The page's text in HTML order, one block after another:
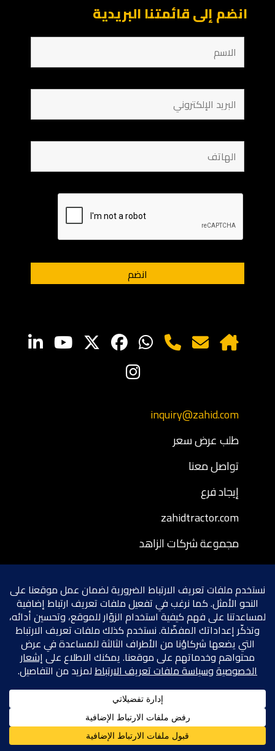
انضم إلى قائمتنا البريدية
inquiry@zahid.com
طلب عرض سعر
تواصل معنا
إيجاد فرع
zahidtractor.com
مجموعة شركات الزاهد
cat.com
سياسة خصوصية شراء قطع الغيار عبر الموقع
الإلكتروني
شروط وأحكام شراء قطع الغيار عبر الموقع
الإلكتروني
سياسة إرجاع قطع الغيار المشتراة عبر الموقع
الإلكتروني
شروط الخصوصية
سياسة ملفات تعريف الارتباط